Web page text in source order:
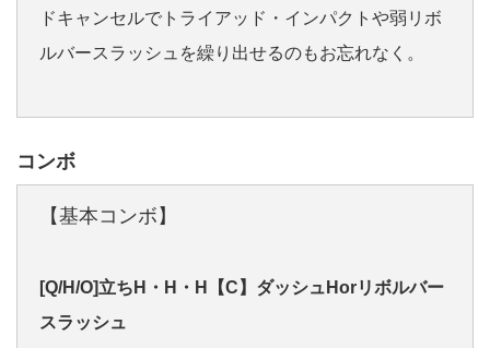
ドキャンセルでトライアッド・インパクトや弱リボ
ルバースラッシュを繰り出せるのもお忘れなく。
コンボ
【基本コンボ】
[Q/H/O]立ちH・H・H【C】ダッシュHorリボルバー
スラッシュ